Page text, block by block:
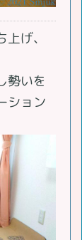
げ、
勢いを
ション